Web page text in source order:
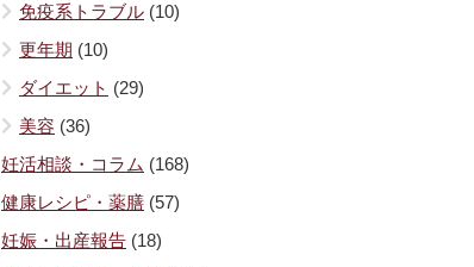
免疫系トラブル (10)
更年期 (10)
ダイエット (29)
美容 (36)
妊活相談・コラム (168)
健康レシピ・薬膳 (57)
妊娠・出産報告 (18)